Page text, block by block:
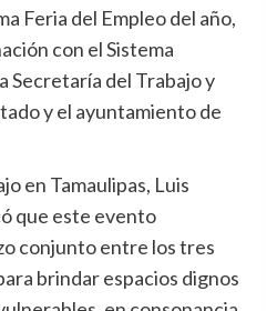
Feria del Empleo del año,
con el Sistema
Secretaría del Trabajo y
y el ayuntamiento de
en Tamaulipas, Luis
que este evento
conjunto entre los tres
brindar espacios dignos